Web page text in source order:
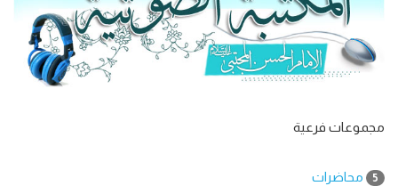
مجموعات فرعية
5 محاضرات